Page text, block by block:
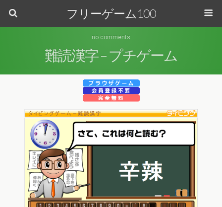
フリーゲーム100
no comments
難読漢字 – プチゲーム